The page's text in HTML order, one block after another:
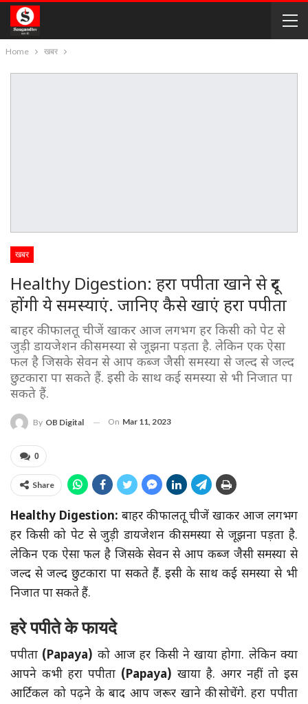
Home खबर
खबर
Healthy Digestion: हरा पपीता खाने से दूर
होंगी ये समस्याएं. जानिए कैसे खाएं हरा पपीता
बाहर की फालतू चीजें खाकर आज लगभग हर किसी को पेट से
जुड़ी डायजेशन की समस्या से जूझना पड़ता है. लेकिन एक ऐसा
फल है जिसके सेवन से आप कब्ज जैसी समस्या से जल्द से जल्द
छुटकारा पा सकते हैं. इसी के साथ कई समस्या से भी निजात पा
सकते हैं.
By OB Digital On Mar 11, 2023
0
Share
Healthy Digestion: बाहर की फालतू चीजें खाकर आज लगभग
हर किसी को पेट से जुड़ी डायजेशन की समस्या से जूझना पड़ता है.
लेकिन एक ऐसा फल है जिसके सेवन से आप कब्ज जैसी समस्या से
जल्द से जल्द छुटकारा पा सकते हैं. इसी के साथ कई समस्या से भी
निजात पा सकते हैं.
हरे पपीते के फायदे
पपीता (Papaya) को आज हर किसी ने खाया होगा. लेकिन क्या
आपने कभी हरा पपीता (Papaya) खाया है. अगर नहीं तो इस
आर्टिकल को पढ़ने के बाद आप जरूर खाने की सोचेंगे. हरा पपीता